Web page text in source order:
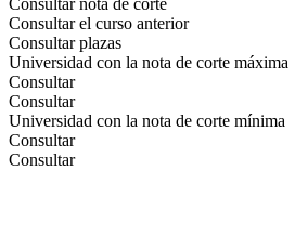
Consultar nota de corte
Consultar el curso anterior
Consultar plazas
Universidad con la nota de corte máxima
Consultar
Consultar
Universidad con la nota de corte mínima
Consultar
Consultar